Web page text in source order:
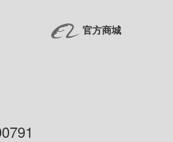
官方商城